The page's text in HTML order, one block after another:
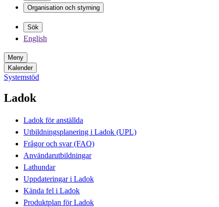
Organisation och styrning
Sök
English
Meny
Kalender
Systemstöd
Ladok
Ladok för anställda
Utbildningsplanering i Ladok (UPL)
Frågor och svar (FAQ)
Användarutbildningar
Lathundar
Uppdateringar i Ladok
Kända fel i Ladok
Produktplan för Ladok